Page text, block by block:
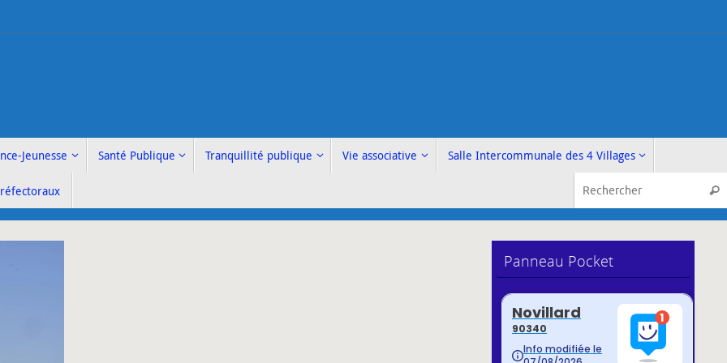
Jeunesse Santé Publique Tranquillité publique Vie associative Salle Intercommunale des 4 Villages
Panneau Pocket